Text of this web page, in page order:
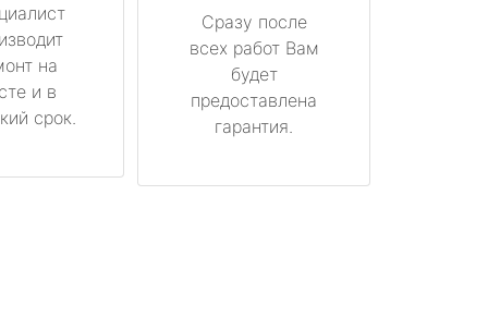
на
и в
срок.
Сразу после
всех работ Вам
будет
предоставлена
гарантия.